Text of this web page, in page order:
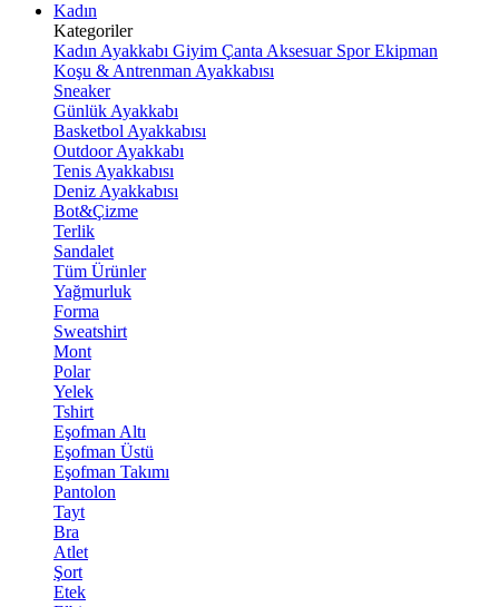
Kadın
Kategoriler
Kadın Ayakkabı Giyim Çanta Aksesuar Spor Ekipman
Koşu & Antrenman Ayakkabısı
Sneaker
Günlük Ayakkabı
Basketbol Ayakkabısı
Outdoor Ayakkabı
Tenis Ayakkabısı
Deniz Ayakkabısı
Bot&Çizme
Terlik
Sandalet
Tüm Ürünler
Yağmurluk
Forma
Sweatshirt
Mont
Polar
Yelek
Tshirt
Eşofman Altı
Eşofman Üstü
Eşofman Takımı
Pantolon
Tayt
Bra
Atlet
Şort
Etek